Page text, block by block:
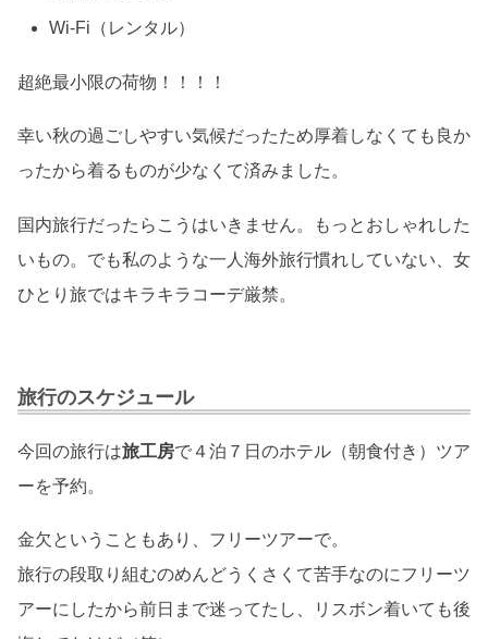
Wi-Fi（レンタル）
超絶最小限の荷物！！！！
幸い秋の過ごしやすい気候だったため厚着しなくても良か
ったから着るものが少なくて済みました。
国内旅行だったらこうはいきません。もっとおしゃれした
いもの。でも私のような一人海外旅行慣れしていない、女
ひとり旅ではキラキラコーデ厳禁。
旅行のスケジュール
今回の旅行は旅工房で４泊７日のホテル（朝食付き）ツア
ーを予約。
金欠ということもあり、フリーツアーで。
旅行の段取り組むのめんどうくさくて苦手なのにフリーツ
アーにしたから前日まで迷ってたし、リスボン着いても後